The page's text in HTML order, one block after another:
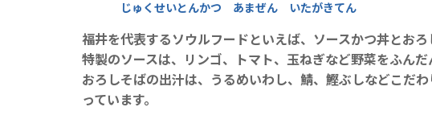
福井を代表するソウルフードといえば、ソースかつ丼とおろ
特製のソースは、リンゴ、トマト、玉ねぎなど野菜をふん
おろしそばの出汁は、うるめいわし、鯖、鰹ぶしなどこだ
っています。